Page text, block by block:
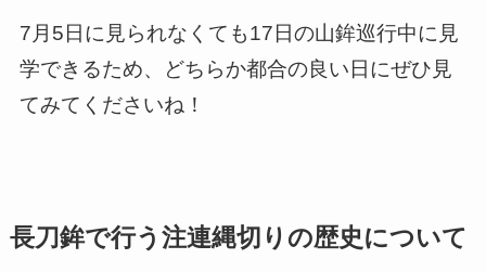
7月5日に見られなくても17日の山鉾巡行中に見
学できるため、どちらか都合の良い日にぜひ見
てみてくださいね！
長刀鉾で行う注連縄切りの歴史について